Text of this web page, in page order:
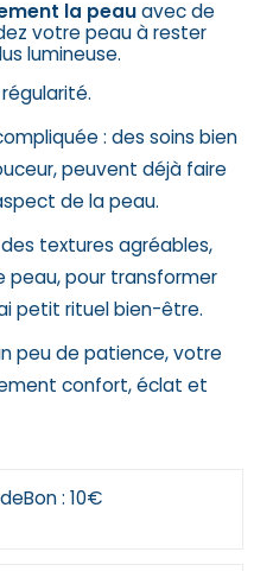
la peauavec de
votre peau à rester
lumineuse.
: des soins bien
peuvent déjà faire
de la peau.
des textures agréables,
pour transformer
petit rituel bien-être.
peu de patience, votre
confort, éclat et
: 10€